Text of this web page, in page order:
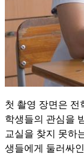
첫 촬영 장면은 전
학생들의 관심을
교실을 찾지 못하
생들에게 둘러싸